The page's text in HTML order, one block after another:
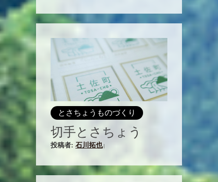
とさちょうものづくり
切手とさちょう
投稿者: 石川拓也|